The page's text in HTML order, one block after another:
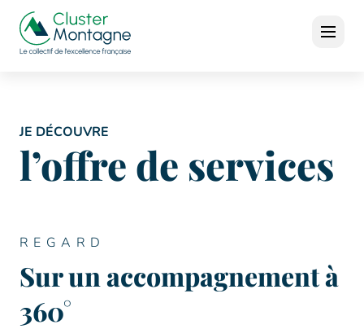
JE DÉCOUVRE
l’offre de services
REGARD
Sur un accompagnement à
360°